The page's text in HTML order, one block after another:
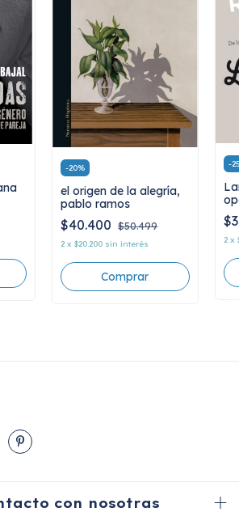
-20%
el origen de la alegría,
pablo ramos
$40.400 $50.499
2 x$20.200 sin interés
-
2 x
con nosotras